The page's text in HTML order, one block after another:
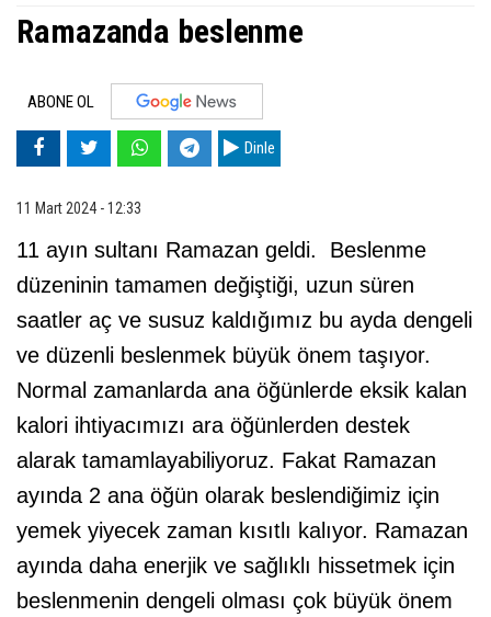
Ramazanda beslenme
ABONE OL
Dinle
11 Mart 2024 - 12:33
11 ayın sultanı Ramazan geldi. Beslenme
düzeninin tamamen değiştiği, uzun süren
saatler aç ve susuz kaldığımız bu ayda dengeli
ve düzenli beslenmek büyük önem taşıyor.
Normal zamanlarda ana öğünlerde eksik kalan
kalori ihtiyacımızı ara öğünlerden destek
alarak tamamlayabiliyoruz. Fakat Ramazan
ayında 2 ana öğün olarak beslendiğimiz için
yemek yiyecek zaman kısıtlı kalıyor. Ramazan
ayında daha enerjik ve sağlıklı hissetmek için
beslenmenin dengeli olması çok büyük önem